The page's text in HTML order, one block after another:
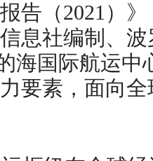
告（2021）
息社编制、
海国际航运
要素，面向